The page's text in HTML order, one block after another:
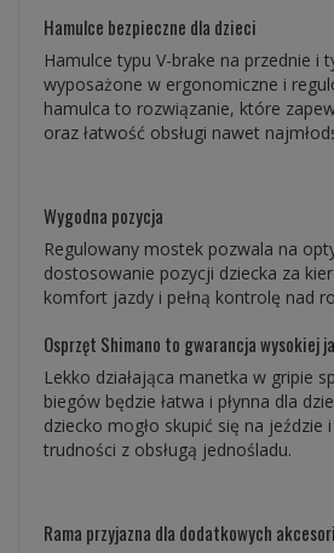
Hamulce bezpieczne dla dzieci
Hamulce typu V-brake na przednie i
wyposażone w ergonomiczne i
hamulca to rozwiązanie, które
oraz łatwość obsługi nawet
Wygodna pozycja
Regulowany mostek pozwala na
dostosowanie pozycji dziecka za
komfort jazdy i pełną kontrolę nad
Osprzęt Shimano to gwarancja wysokiej
Lekko działająca manetka w gripie
biegów będzie łatwa i płynna dla
dziecko mogło skupić się na jeździe
trudności z obsługą jednośladu.
Rama przyjazna dla dodatkowych